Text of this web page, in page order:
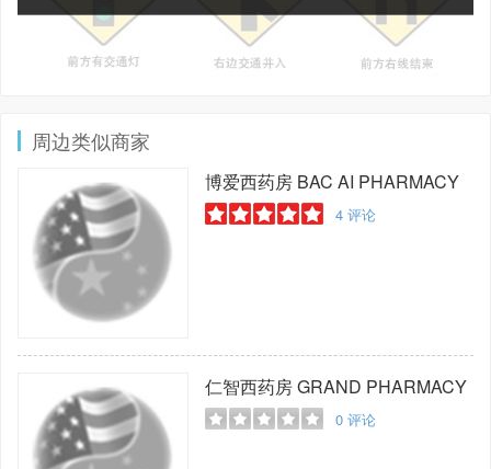
周边类似商家
博爱西药房BAC AI PHARMACY
4评论
仁智西药房GRAND PHARMACY
0评论